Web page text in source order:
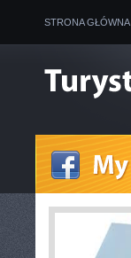
STRONA GŁÓWNA